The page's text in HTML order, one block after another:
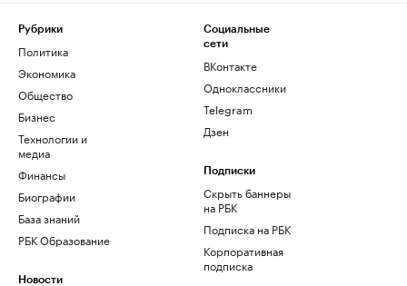
Рубрики
Политика
Экономика
Общество
Бизнес
Технологии и
медиа
Финансы
Биографии
База знаний
РБК Образование
Новости
Социальные
сети
ВКонтакте
Одноклассники
Telegram
Дзен
Подписки
Скрыть баннеры
на РБК
Подписка на РБК
Корпоративная
подписка